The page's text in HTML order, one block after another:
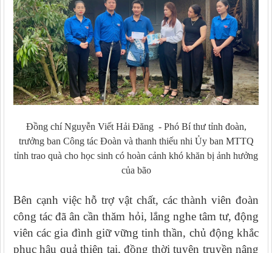
Đồng chí Nguyễn Viết Hải Đăng - Phó Bí thư tỉnh đoàn,
trưởng ban Công tác Đoàn và thanh thiếu nhi Ủy ban MTTQ
tỉnh trao quà cho học sinh có hoàn cảnh khó khăn bị ảnh hưởng
của bão
Bên cạnh việc hỗ trợ vật chất, các thành viên đoàn
công tác đã ân cần thăm hỏi, lắng nghe tâm tư, động
viên các gia đình giữ vững tinh thần, chủ động khắc
phục hậu quả thiên tai, đồng thời tuyên truyền nâng